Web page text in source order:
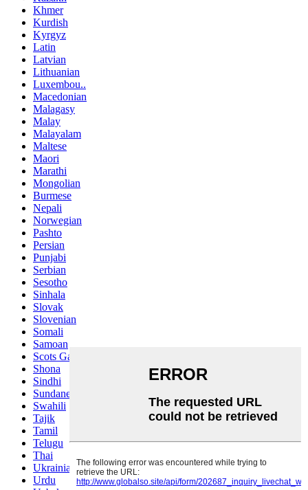
Khmer
Kurdish
Kyrgyz
Latin
Latvian
Lithuanian
Luxembou..
Macedonian
Malagasy
Malay
Malayalam
Maltese
Maori
Marathi
Mongolian
Burmese
Nepali
Norwegian
Pashto
Persian
Punjabi
Serbian
Sesotho
Sinhala
Slovak
Slovenian
Somali
Samoan
Scots Gaelic
Shona
Sindhi
Sundanese
Swahili
Tajik
Tamil
Telugu
Thai
Ukrainian
Urdu